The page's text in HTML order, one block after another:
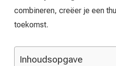
combineren, creëer je een
toekomst.
Inhoudsopgave